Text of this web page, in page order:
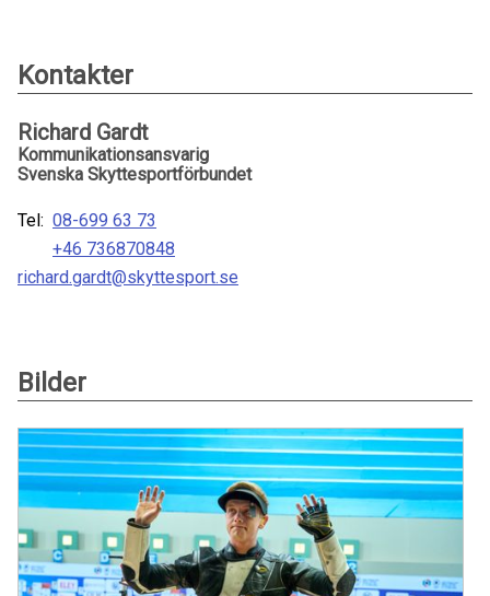
Kontakter
Richard Gardt
Kommunikationsansvarig
Svenska Skyttesportförbundet
Tel: 08-699 63 73
+46 736870848
richard.gardt@skyttesport.se
Bilder